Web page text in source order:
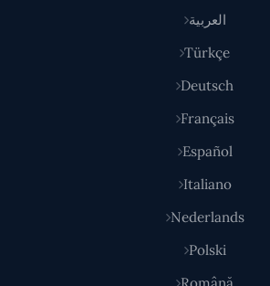
العربية
Türkçe
Deutsch
Français
Español
Italiano
Nederlands
Polski